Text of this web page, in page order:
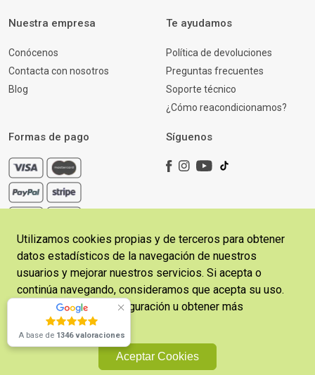
Nuestra empresa
Conócenos
Contacta con nosotros
Blog
Te ayudamos
Política de devoluciones
Preguntas frecuentes
Soporte técnico
¿Cómo reacondicionamos?
Formas de pago Síguenos
Copyright © 2026 CosladaFon | Desarrollado por
Ecommerce Services
Política de Privacidad
Política de Cookies
Aviso Legal
A base de 1346 valoraciones
Utilizamos cookies propias y de terceros para obtener
datos estadísticos de la navegación de nuestros
usuarios y mejorar nuestros servicios. Si acepta o
continúa navegando, consideramos que acepta su uso.
Puede cambiar la configuración u obtener más
informaciónaquí
Aceptar Cookies